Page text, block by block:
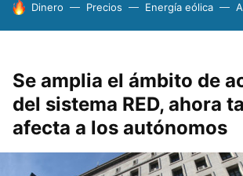
HOY SE HABLA DE
Dinero Precios Energía eólica
Se amplia el ámbito de
del sistema RED, ahora
afecta a los autónomos